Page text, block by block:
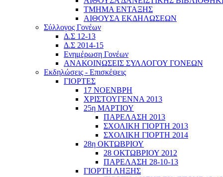
ΤΜΗΜΑ ΕΝΤΑΞΗΣ
ΑΙΘΟΥΣΑ ΕΚΔΗΛΩΣΕΩΝ
Σύλλογος Γονέων
Δ.Σ 12-13
Δ.Σ 2014-15
Ενημέρωση Γονέων
ΑΝΑΚΟΙΝΩΣΕΙΣ ΣΥΛΛΟΓΟΥ ΓΟΝΕΩΝ
Εκδηλώσεις - Επισκέψεις
ΓΙΟΡΤΕΣ
17 ΝΟΕΝΒΡΗ
ΧΡΙΣΤΟΥΓΕΝΝΑ 2013
25η ΜΑΡΤΙΟΥ
ΠΑΡΕΛΑΣΗ 2013
ΣΧΟΛΙΚΗ ΓΙΟΡΤΗ 2013
ΣΧΟΛΙΚΗ ΓΙΟΡΤΗ 2014
28η ΟΚΤΩΒΡΙΟΥ
28 ΟΚΤΩΒΡΙΟΥ 2012
ΠΑΡΕΛΑΣΗ 28-10-13
ΓΙΟΡΤΗ ΛΗΞΗΣ